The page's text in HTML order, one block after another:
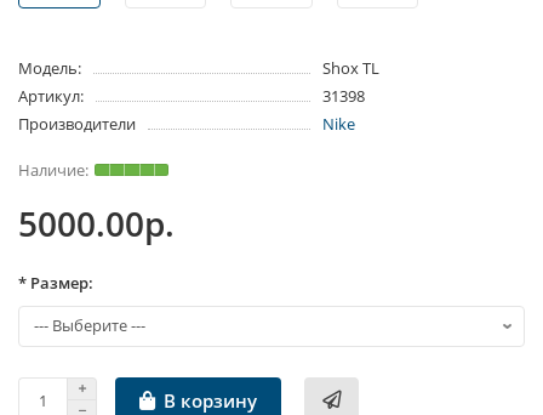
Модель:
Shox TL
Артикул:
31398
Производители
Nike
5000.00р.
* Размер:
В корзину